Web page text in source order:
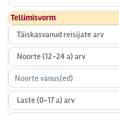
Tellimisvorm